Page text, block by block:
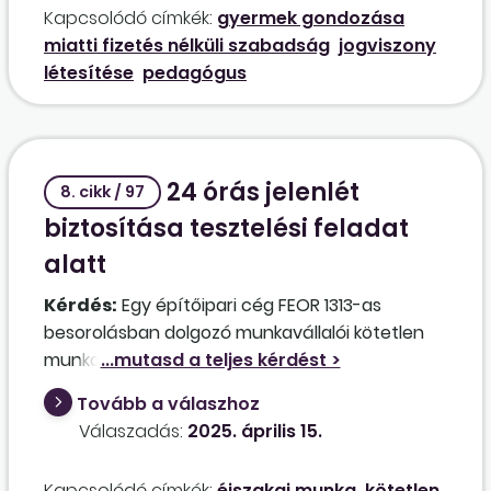
kell neki lenni heti 4 napot? Hogyan tudná
ellenőrzés alá vonni? Van-e erre egyáltalán
lehetősége a munkáltatónak kötetlen
szabadsága idején más fenntartó
intézményénél egy évre létesíthet-e heti 40
órás köznevelési foglalkoztatotti jogviszonyt
óvodapedagógus munkakörben?
Kapcsolódó címkék: gyermek gondozása
miatti fizetés nélküli szabadság jogviszony
létesítése pedagógus
8. cikk / 97
24 órás jelenlét
biztosítása tesztelési feladat
alatt
Kérdés: Egy építőipari cég FEOR 1313-as
besorolásban dolgozó munkavállalói kötetlen
munkarendben dolgoznak az építési területen.
Egy csőhálózat beszerelésének tesztelése
miatt tíz napon keresztül 24 órás jelenlét vált
szükségessé, amely alatt egy főnek mindig jelen
Tovább a válaszhoz
Válaszadás: 2025. április 15.